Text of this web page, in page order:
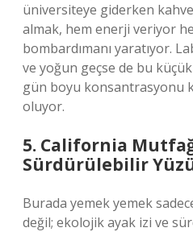
üniversiteye giderken
almak, hem enerji veriyor
bombardımanı yaratıyor.
ve yoğun geçse de bu küçük
gün boyu konsantrasyonu
oluyor.
5. California
Sürdürülebilir
Burada yemek yemek
değil; ekolojik ayak izi ve